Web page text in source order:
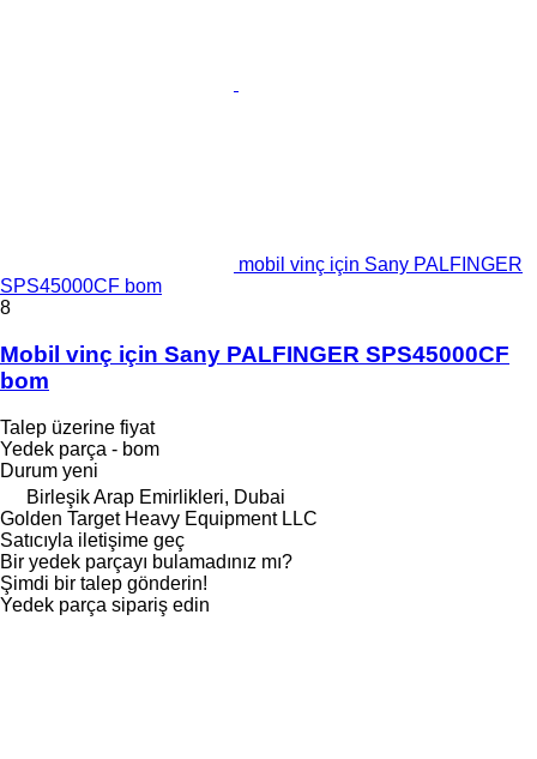
mobil vinç için Sany PALFINGER
SPS45000CF bom
8
Mobil vinç için Sany PALFINGER SPS45000CF
bom
Talep üzerine fiyat
Yedek parça - bom
Durum yeni
Birleşik Arap Emirlikleri, Dubai
Golden Target Heavy Equipment LLC
Satıcıyla iletişime geç
Bir yedek parçayı bulamadınız mı?
Şimdi bir talep gönderin!
Yedek parça sipariş edin